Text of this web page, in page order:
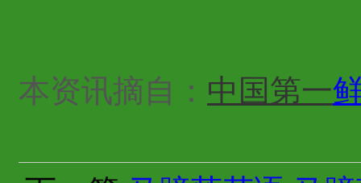
本资讯摘自： 中国第一